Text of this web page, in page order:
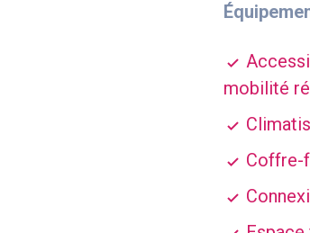
mobilité
Coffre-